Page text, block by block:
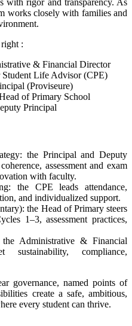
with rigor and transparency. As
works closely with families and
:
& Financial Director
Life Advisor (CPE)
(Proviseure)
of Primary School
Principal
the Principal and Deputy
assessment and exam
with faculty.
the CPE leads attendance,
and individualized support.
the Head of Primary steers
1–3, assessment practices,
Administrative & Financial
sustainability, compliance,
governance, named points of
create a safe, ambitious,
every student can thrive.